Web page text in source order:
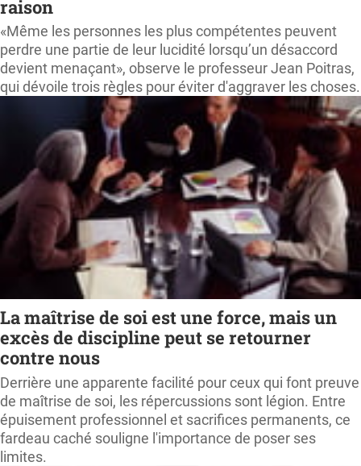
raison
«Même les personnes les plus compétentes peuvent
perdre une partie de leur lucidité lorsqu’un désaccord
devient menaçant», observe le professeur Jean Poitras,
qui dévoile trois règles pour éviter d'aggraver les choses.
La maîtrise de soi est une force, mais un
excès de discipline peut se retourner
contre nous
Derrière une apparente facilité pour ceux qui font preuve
de maîtrise de soi, les répercussions sont légion. Entre
épuisement professionnel et sacrifices permanents, ce
fardeau caché souligne l'importance de poser ses
limites.